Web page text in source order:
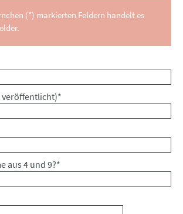
(*) markierten Feldern handelt es
veröffentlicht)*
aus 4 und 9?*